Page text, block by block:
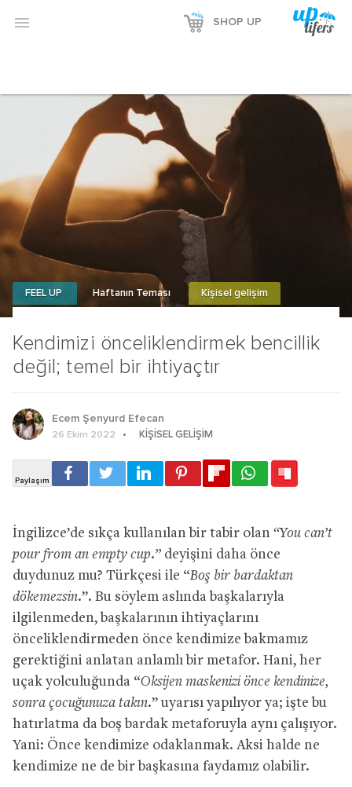
Reklamı Göster
Reklamı Gizle
 SHOP UP
Kendimizi önceliklendirmek bencillik
değil; temel bir ihtiyaçtır
FEEL UP Haftanın Teması Kişisel gelişim
Ecem Şenyurd Efecan
26 Ekim 2022 KIŞISEL GELIŞIM
İngilizce’de sıkça kullanılan bir tabir olan “You can’t
pour from an empty cup.” deyişini daha önce
duydunuz mu? Türkçesi ile “Boş bir bardaktan
dökemezsin.”. Bu söylem aslında başkalarıyla
ilgilenmeden, başkalarının ihtiyaçlarını
önceliklendirmeden önce kendimize bakmamız
gerektiğini anlatan anlamlı bir metafor. Hani, her
uçak yolculuğunda “Oksijen maskenizi önce kendinize,
sonra çocuğunuza takın.” uyarısı yapılıyor ya; işte bu
hatırlatma da boş bardak metaforuyla aynı çalışıyor.
Yani: Önce kendimize odaklanmak. Aksi halde ne
kendimize ne de bir başkasına faydamız olabilir.